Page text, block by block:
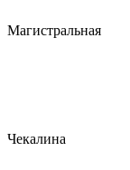
Магистральная
Чекалина